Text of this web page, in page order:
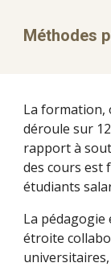
Méthodes
La formation,
déroule sur
rapport à
des cours est
étudiants
La pédagogie
étroite